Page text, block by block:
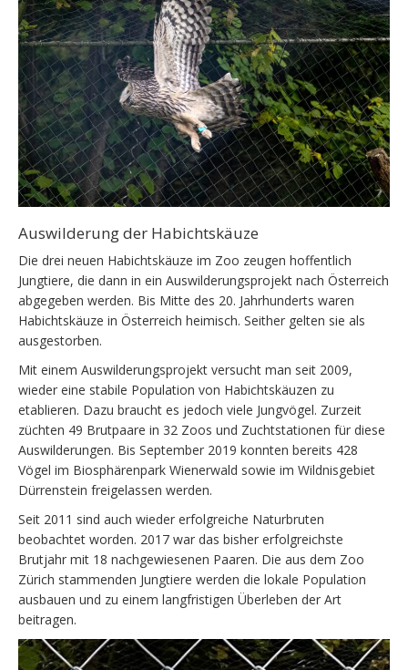
Auswilderung der Habichtskäuze
Die drei neuen Habichtskäuze im Zoo zeugen hoffentlich
Jungtiere, die dann in ein Auswilderungsprojekt nach Österreich
abgegeben werden. Bis Mitte des 20. Jahrhunderts waren
Habichtskäuze in Österreich heimisch. Seither gelten sie als
ausgestorben.
Mit einem Auswilderungsprojekt versucht man seit 2009,
wieder eine stabile Population von Habichtskäuzen zu
etablieren. Dazu braucht es jedoch viele Jungvögel. Zurzeit
züchten 49 Brutpaare in 32 Zoos und Zuchtstationen für diese
Auswilderungen. Bis September 2019 konnten bereits 428
Vögel im Biosphärenpark Wienerwald sowie im Wildnisgebiet
Dürrenstein freigelassen werden.
Seit 2011 sind auch wieder erfolgreiche Naturbruten
beobachtet worden. 2017 war das bisher erfolgreichste
Brutjahr mit 18 nachgewiesenen Paaren. Die aus dem Zoo
Zürich stammenden Jungtiere werden die lokale Population
ausbauen und zu einem langfristigen Überleben der Art
beitragen.